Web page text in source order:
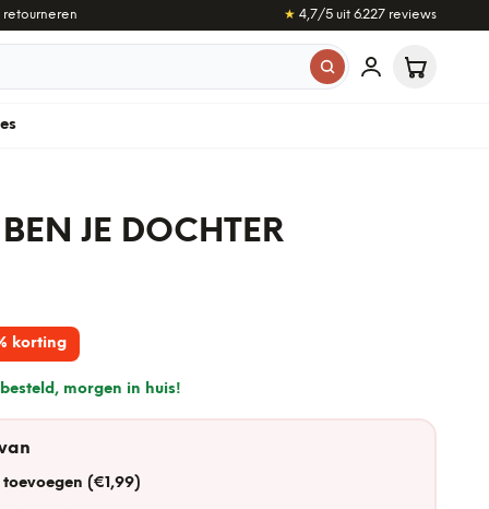
★ 4,7/5 uit 6.227reviews
JE DOCHTER
korting
morgen in huis!
(€1,99)